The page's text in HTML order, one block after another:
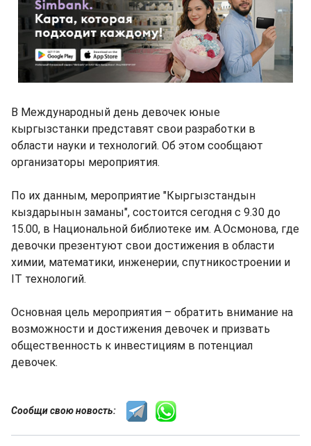
В Международный день девочек юные
кыргызстанки представят свои разработки в
области науки и технологий. Об этом сообщают
организаторы мероприятия.
По их данным, мероприятие "Кыргызстандын
кыздарынын заманы", состоится сегодня с 9.30 до
15.00, в Национальной библиотеке им. А.Осмонова, где
девочки презентуют свои достижения в области
химии, математики, инженерии, спутникостроении и
IT технологий.
Основная цель мероприятия – обратить внимание на
возможности и достижения девочек и призвать
общественность к инвестициям в потенциал
девочек.
Сообщи свою новость: